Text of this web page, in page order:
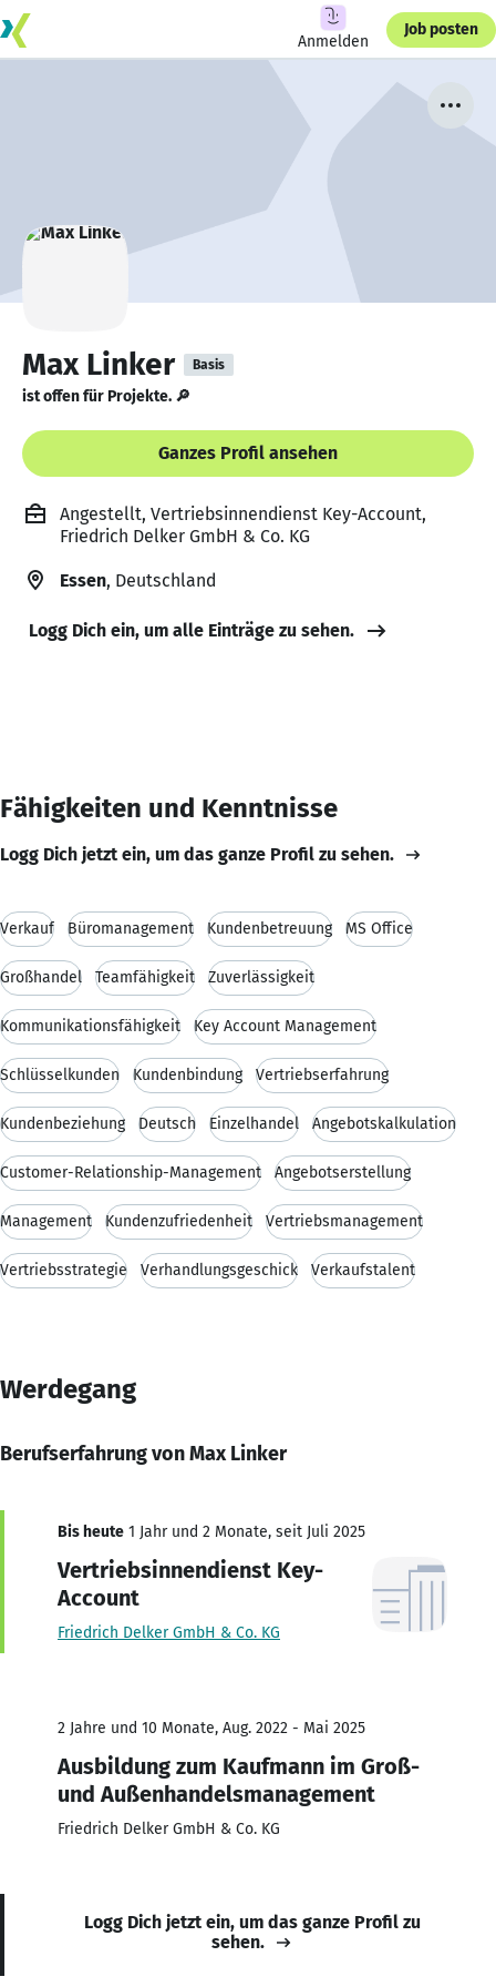
Anmelden
Job posten
Max Linker Basis
ist offen für Projekte. 🔎
Ganzes Profil ansehen
Angestellt, Vertriebsinnendienst Key-Account,
Friedrich Delker GmbH & Co. KG
Essen, Deutschland
Logg Dich ein, um alle Einträge zu sehen.
Fähigkeiten und Kenntnisse
Logg Dich jetzt ein, um das ganze Profil zu sehen.
Verkauf Büromanagement Kundenbetreuung MS Office
Großhandel Teamfähigkeit Zuverlässigkeit
Kommunikationsfähigkeit Key Account Management
Schlüsselkunden Kundenbindung Vertriebserfahrung
Kundenbeziehung Deutsch Einzelhandel Angebotskalkulation
Customer-Relationship-Management Angebotserstellung
Management Kundenzufriedenheit Vertriebsmanagement
Vertriebsstrategie Verhandlungsgeschick Verkaufstalent
Werdegang
Berufserfahrung von Max Linker
Bis heute 1 Jahr und 2 Monate, seit Juli 2025
Vertriebsinnendienst Key-
Account
Friedrich Delker GmbH & Co. KG
2 Jahre und 10 Monate, Aug. 2022 - Mai 2025
Ausbildung zum Kaufmann im Groß-
und Außenhandelsmanagement
Friedrich Delker GmbH & Co. KG
Logg Dich jetzt ein, um das ganze Profil zu
sehen.